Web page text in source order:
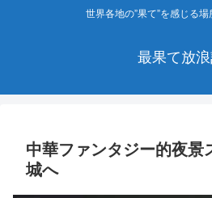
世界各地の”果て”を感じる
最果て放
中華ファンタジー的夜景
城へ